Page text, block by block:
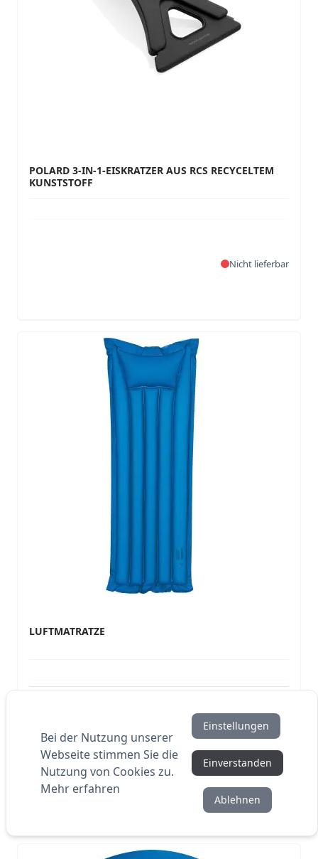
POLARD 3-IN-1-EISKRATZER AUS RCS RECYCELTEM
KUNSTSTOFF
Nicht lieferbar
LUFTMATRATZE
6,47 €
AB 25 STÜCK Auf Lager
Bei der Nutzung unserer
Webseite stimmen Sie die
Nutzung von Cookies zu.
Mehr erfahren
Einstellungen
Einverstanden
Ablehnen